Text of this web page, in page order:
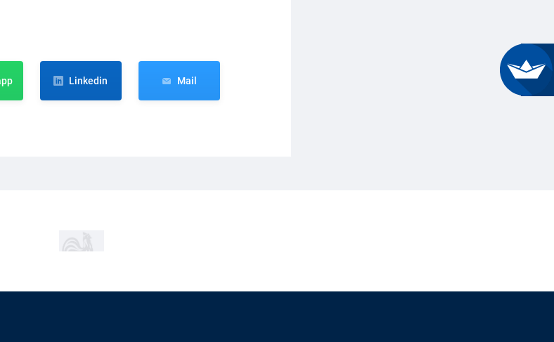
Linkedin Mail